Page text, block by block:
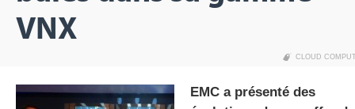
VNX
CLOUD
EMC a présenté des